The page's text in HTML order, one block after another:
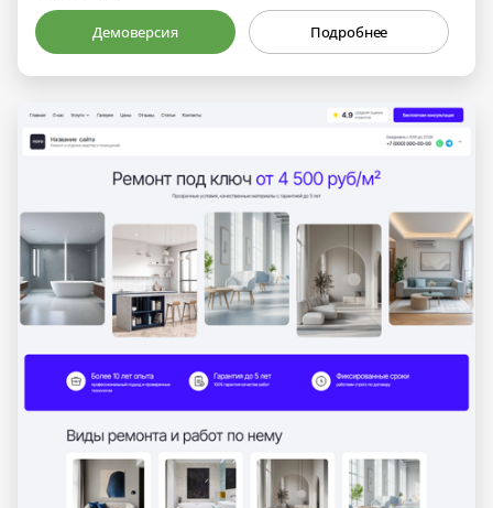
Демоверсия Подробнее